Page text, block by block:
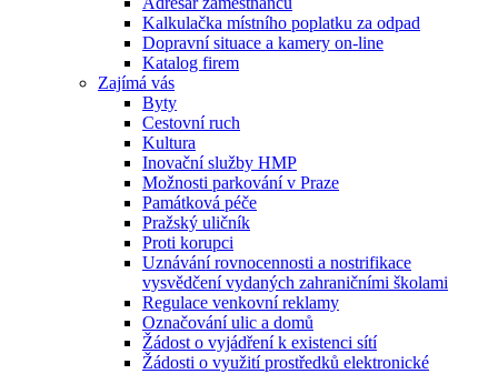
Kalkulačka místního poplatku za odpad
Dopravní situace a kamery on-line
Katalog firem
Zajímá vás
Byty
Cestovní ruch
Kultura
Inovační služby HMP
Možnosti parkování v Praze
Památková péče
Pražský uličník
Proti korupci
Uznávání rovnocennosti a nostrifikace
vysvědčení vydaných zahraničními školami
Regulace venkovní reklamy
Označování ulic a domů
Žádost o vyjádření k existenci sítí
Žádosti o využití prostředků elektronické